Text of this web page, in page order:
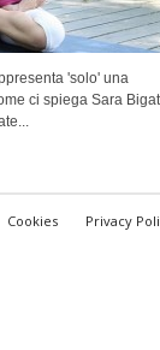
'solo' una
ci spiega Sara
Cookies Privacy